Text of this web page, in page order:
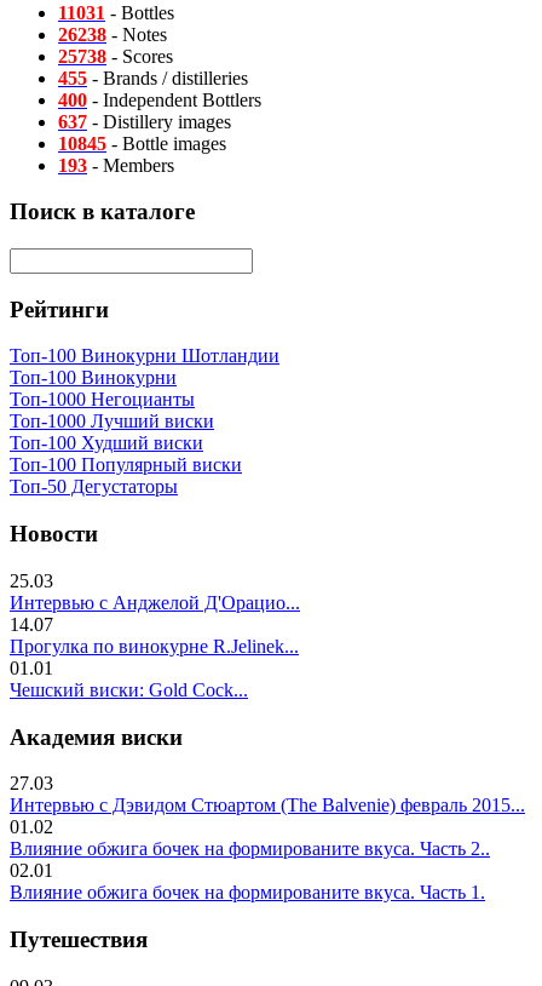
11031 - Bottles
26238 - Notes
25738 - Scores
455 - Brands / distilleries
400 - Independent Bottlers
637 - Distillery images
10845 - Bottle images
193 - Members
Поиск в каталоге
Рейтинги
Топ-100 Винокурни Шотландии
Топ-100 Винокурни
Топ-1000 Негоцианты
Топ-1000 Лучший виски
Топ-100 Худший виски
Топ-100 Популярный виски
Топ-50 Дегустаторы
Новости
25.03
Интервью с Анджелой Д'Орацио...
14.07
Прогулка по винокурне R.Jelinek...
01.01
Чешский виски: Gold Cock...
Академия виски
27.03
Интервью с Дэвидом Стюартом (The Balvenie) февраль 2015...
01.02
Влияние обжига бочек на формированите вкуса. Часть 2..
02.01
Влияние обжига бочек на формированите вкуса. Часть 1.
Путешествия